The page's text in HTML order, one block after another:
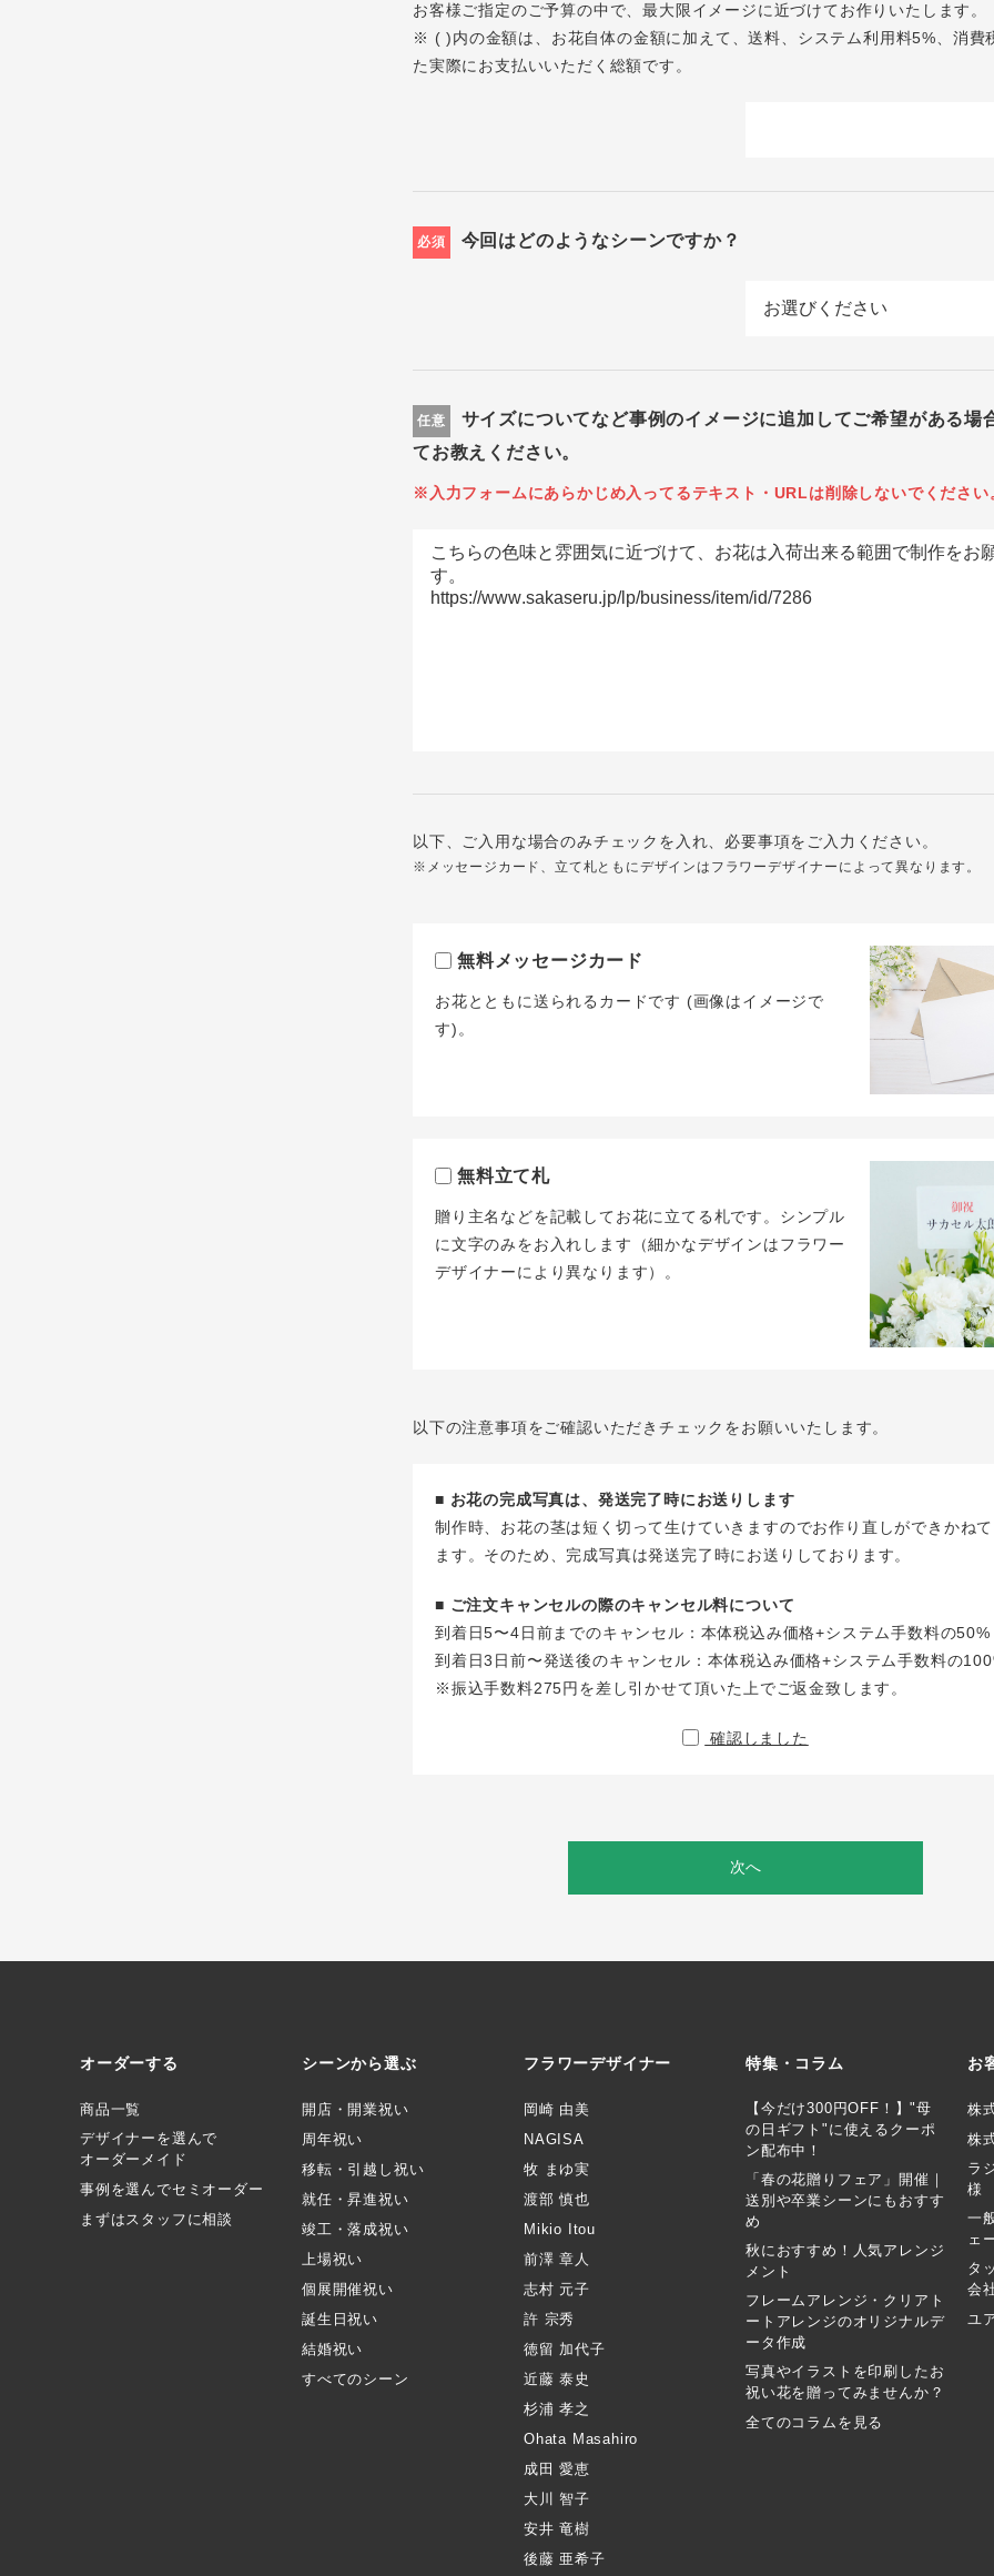
お客様ご指定のご予算の中で、最大限イメージに近づけてお作りいたします。
※ ( )内の金額は、お花自体の金額に加えて、送料、システム利用料5%、消費
た実際にお支払いいただく総額です。
必須 今回はどのようなシーンですか？
任意
サイズについてなど事例のイメージに追加してご希望がある場
てお教えください。
※入力フォームにあらかじめ入ってるテキスト・URLは削除しないでください
以下、ご入用な場合のみチェックを入れ、必要事項をご入力ください。
※メッセージカード、立て札ともにデザインはフラワーデザイナーによって異なります。
無料メッセージカード
お花とともに送られるカードです (画像はイメージで
す)。
無料立て札
贈り主名などを記載してお花に立てる札です。シンプル
に文字のみをお入れします（細かなデザインはフラワー
デザイナーにより異なります）。
以下の注意事項をご確認いただきチェックをお願いいたします。
■ お花の完成写真は、発送完了時にお送りします
制作時、お花の茎は短く切って生けていきますのでお作り直しができかね
ます。そのため、完成写真は発送完了時にお送りしております。
■ ご注文キャンセルの際のキャンセル料について
到着日5〜4日前までのキャンセル：本体税込み価格+システム手数料の50%
到着日3日前〜発送後のキャンセル：本体税込み価格+システム手数料の
※振込手数料275円を差し引かせて頂いた上でご返金致します。
確認しました
次へ
オーダーする
商品一覧
デザイナーを選んで
オーダーメイド
事例を選んでセミオーダー
まずはスタッフに相談
シーンから選ぶ
開店・開業祝い
周年祝い
移転・引越し祝い
就任・昇進祝い
竣工・落成祝い
上場祝い
個展開催祝い
誕生日祝い
結婚祝い
すべてのシーン
フラワーデザイナー
岡崎 由美
NAGISA
牧 まゆ実
渡部 慎也
Mikio Itou
前澤 章人
志村 元子
許 宗秀
徳留 加代子
近藤 泰史
杉浦 孝之
Ohata Masahiro
成田 愛恵
大川 智子
安井 竜樹
後藤 亜希子
特集・コラム
【今だけ300円OFF！】"母
の日ギフト"に使えるクーポ
ン配布中！
「春の花贈りフェア」開催｜
送別や卒業シーンにもおすす
め
秋におすすめ！人気アレンジ
メント
フレームアレンジ・クリアト
ートアレンジのオリジナルデ
ータ作成
写真やイラストを印刷したお
祝い花を贈ってみませんか？
全てのコラムを見る
お
株
株
ラ
様
一
ェ
タ
会
ユ